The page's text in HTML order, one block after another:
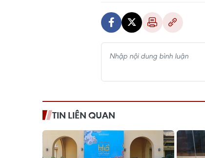
TIN LIÊN QUAN